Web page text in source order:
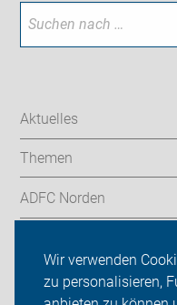
Wir verwenden
zu personalisieren,
Aktuelles
Themen
ADFC Norden
Presse